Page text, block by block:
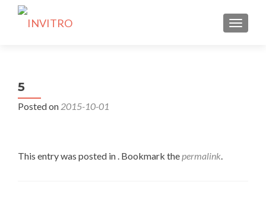
5
Posted on 2015-10-01
This entry was posted in . Bookmark thepermalink.